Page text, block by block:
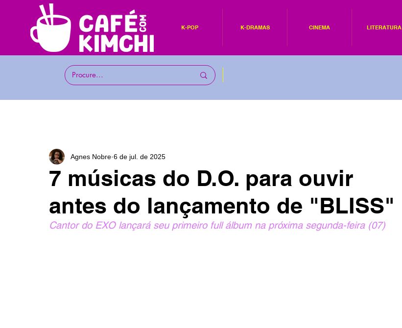
K-POP K-DRAMAS CINEMA LITERATURA
7 músicas do D.O. para ouvir
antes do lançamento de "BLISS"
Agnes Nobre 6 de jul. de 2025
Cantor do EXO lançará seu primeiro full álbum na próxima segunda-feira (07)